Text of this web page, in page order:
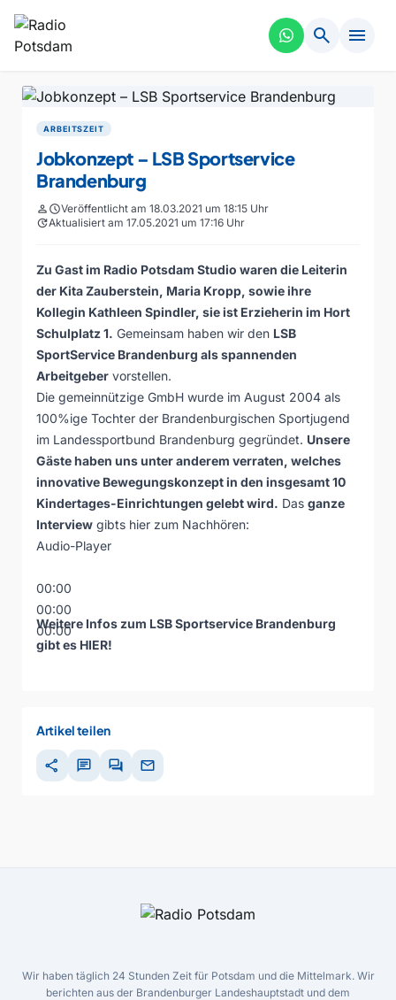
search menu
ARBEITSZEIT
Jobkonzept – LSB Sportservice
Brandenburg
personscheduleVeröffentlicht am 18.03.2021 um 18:15 Uhr
updateAktualisiert am 17.05.2021 um 17:16 Uhr
Zu Gast im Radio Potsdam Studio waren die Leiterin
der Kita Zauberstein, Maria Kropp, sowie ihre
Kollegin Kathleen Spindler, sie ist Erzieherin im Hort
Schulplatz 1. Gemeinsam haben wir den LSB
SportService Brandenburg als spannenden
Arbeitgeber vorstellen.
Die gemeinnützige GmbH wurde im August 2004 als
100%ige Tochter der Brandenburgischen Sportjugend
im Landessportbund Brandenburg gegründet. Unsere
Gäste haben uns unter anderem verraten, welches
innovative Bewegungskonzept in den insgesamt 10
Kindertages-Einrichtungen gelebt wird. Das ganze
Interview gibts hier zum Nachhören:
Audio-Player
00:00
00:00
00:00
Weitere Infos zum LSB Sportservice Brandenburg
gibt es HIER!
Artikel teilen
share chat forum mail
Wir haben täglich 24 Stunden Zeit für Potsdam und die Mittelmark. Wir
berichten aus der Brandenburger Landeshauptstadt und dem